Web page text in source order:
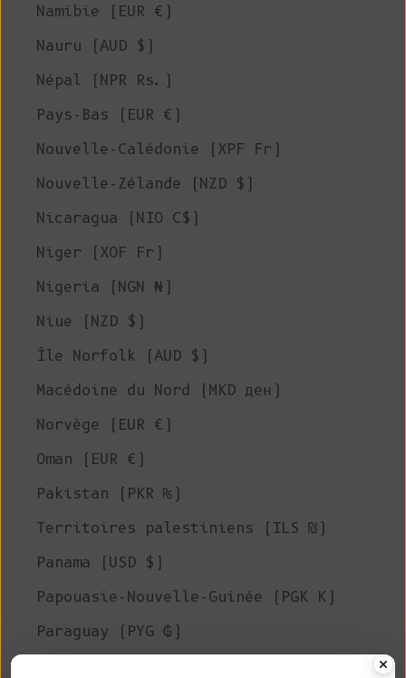
Namibie (EUR €)
Nauru (AUD $)
Népal (NPR Rs.)
Pays-Bas (EUR €)
Nouvelle-Calédonie (XPF Fr)
Nouvelle-Zélande (NZD $)
Nicaragua (NIO C$)
Niger (XOF Fr)
Nigeria (NGN ₦)
Niue (NZD $)
Île Norfolk (AUD $)
Macédoine du Nord (MKD ден)
Norvège (EUR €)
Oman (EUR €)
Pakistan (PKR ₨)
Territoires palestiniens (ILS ₪)
Panama (USD $)
Papouasie-Nouvelle-Guinée (PGK K)
Paraguay (PYG ₲)